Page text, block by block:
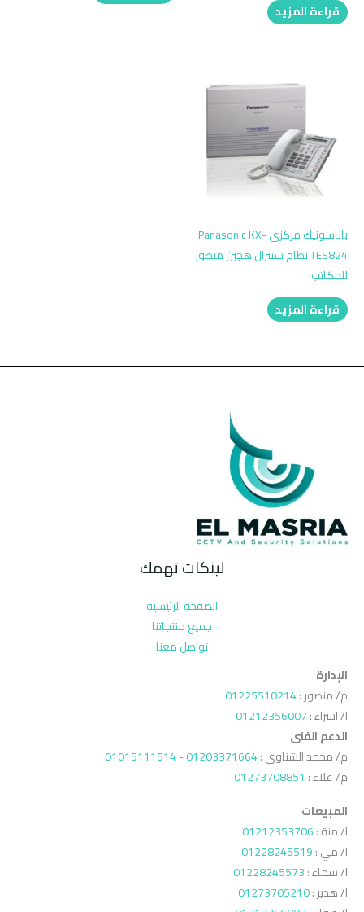
قراءة المزيد
باناسونيك مركزي Panasonic KX-
TES824 نظام سنترال هجين متطور
للمكاتب
قراءة المزيد
لينكات تهمك
الصفحة الرئيسية
جميع منتجاتنا
تواصل معنا
الإدارة
م/ منصور :01225510214
ا/ اسراء :01212356007
الدعم الفنى
م/ محمد الشناوي :01203371664
-
01015111514
م/ علاء : 01273708851
المبيعات
ا/ منة :01212353706
ا/ مي :01228245519
ا/ سماء :01228245573
ا/ هدير :01273705210